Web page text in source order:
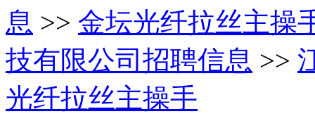
息 >> 金坛光纤拉丝主操
技有限公司招聘信息 >>
光纤拉丝主操手